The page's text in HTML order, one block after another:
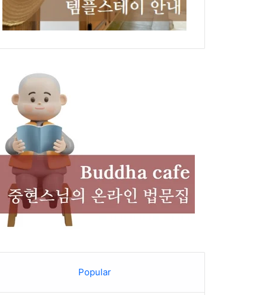
Popular